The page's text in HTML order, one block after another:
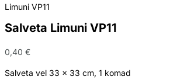
Limuni VP11
Salveta Limuni VP11
0,40 €
Salveta vel 33 x 33 cm, 1 komad